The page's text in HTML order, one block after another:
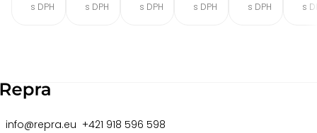
s DPH s DPH s DPH s DPH s DPH s
info@repra.eu +421 918 596 598